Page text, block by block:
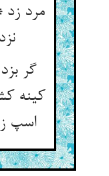
مرد زد
گر
کینه
اسپ